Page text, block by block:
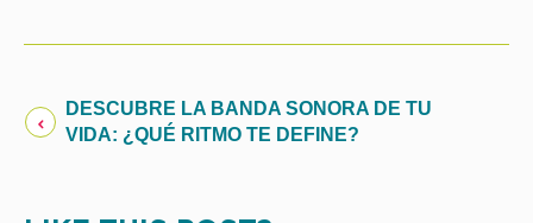
DESCUBRE LA BANDA SONORA DE TU
VIDA: ¿QUÉ RITMO TE DEFINE?